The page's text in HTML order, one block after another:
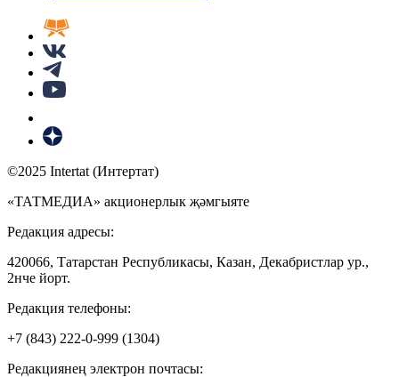
©2025 Intertat (Интертат)
«ТАТМЕДИА» акционерлык җәмгыяте
Редакция адресы:
420066, Татарстан Республикасы, Казан, Декабристлар ур.,
2нче йорт.
Редакция телефоны:
+7 (843) 222-0-999 (1304)
Редакциянең электрон почтасы: